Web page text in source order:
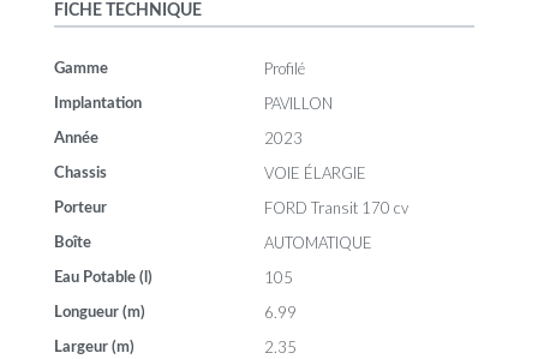
FICHE TECHNIQUE
Gamme Profilé
Implantation PAVILLON
Année 2023
Chassis VOIE ÉLARGIE
Porteur FORD Transit 170 cv
Boîte AUTOMATIQUE
Eau Potable (l) 105
Longueur (m) 6.99
Largeur (m) 2.35